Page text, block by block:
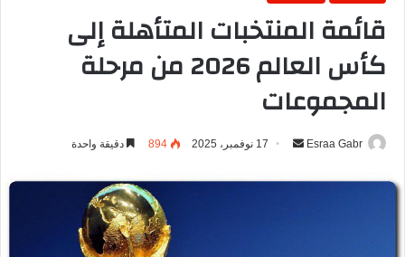
قائمة المنتخبات المتأهلة إلى
كأس العالم 2026 من مرحلة
المجموعات
Esraa Gabr 17 نوفمبر، 2025 894 دقيقة واحدة